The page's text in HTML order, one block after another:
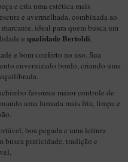
e cria uma estética mais
e avermelhada, combinada ao
ideal para quem busca um
e qualidade Bertoldi.
e bom conforto no uso. Sua
envernizado bordo, criando uma
favorece maior controle de
uma fumada mais fria, limpa e
boa pegada e uma leitura
busca praticidade, tradição e